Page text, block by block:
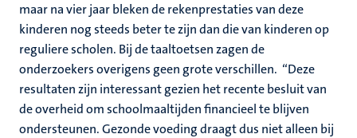
maar na vier jaar bleken de rekenprestaties van deze
kinderen nog steeds beter te zijn dan die van kinderen op
reguliere scholen. Bij de taaltoetsen zagen de
onderzoekers overigens geen grote verschillen. “Deze
resultaten zijn interessant gezien het recente besluit van
de overheid om schoolmaaltijden financieel te blijven
ondersteunen. Gezonde voeding draagt dus niet alleen bij